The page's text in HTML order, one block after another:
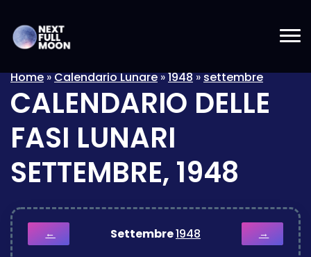
Home»Calendario Lunare»1948»settembre
CALENDARIO DELLE
FASI LUNARI
SETTEMBRE, 1948
← Settembre1948 →